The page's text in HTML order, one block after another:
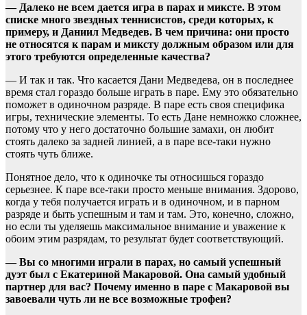
— Далеко не всем дается игра в парах и миксте. В этом
списке много звездных теннисистов, среди которых, к
примеру, и Даниил Медведев. В чем причина: они просто
не относятся к парам и миксту должным образом или для
этого требуются определенные качества?
— И так и так. Что касается Дани Медведева, он в последнее
время стал гораздо больше играть в паре. Ему это обязательно
поможет в одиночном разряде. В паре есть своя специфика
игры, технические элементы. То есть Дане немножко сложнее,
потому что у него достаточно большие замахи, он любит
стоять далеко за задней линией, а в паре все-таки нужно
стоять чуть ближе.
Понятное дело, что к одиночке ты относишься гораздо
серьезнее. К паре все-таки просто меньше внимания. Здорово,
когда у тебя получается играть и в одиночном, и в парном
разряде и быть успешным и там и там. Это, конечно, сложно,
но если ты уделяешь максимальное внимание и уважение к
обоим этим разрядам, то результат будет соответствующий.
— Вы со многими играли в парах, но самый успешный
дуэт был с Екатериной Макаровой. Она самый удобный
партнер для вас? Почему именно в паре с Макаровой вы
завоевали чуть ли не все возможные трофеи?